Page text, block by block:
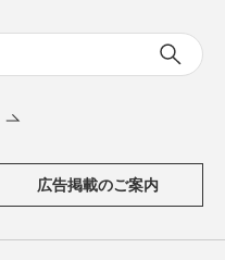
広告掲載のご案内